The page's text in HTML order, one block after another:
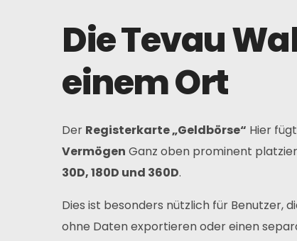
Die Tevau
einem Ort
Der Registerkarte „Geldbörse“ Hier
Vermögen Ganz oben prominent
30D, 180D und 360D.
Dies ist besonders nützlich für Benutzer,
ohne Daten exportieren oder einen